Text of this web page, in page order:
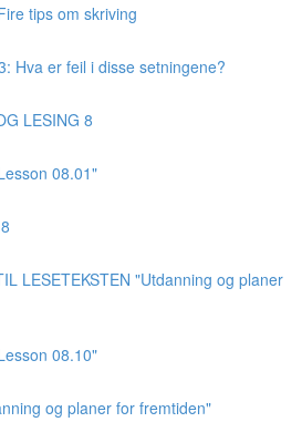
tips om skriving
Hva er feil i disse setningene?
LESING 8
08.01"
LESETEKSTEN "Utdanning og planer
08.10"
og planer for fremtiden"